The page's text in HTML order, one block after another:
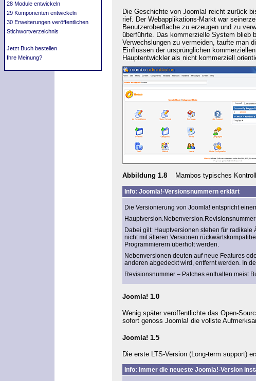
28 Module entwickeln
29 Komponenten entwickeln
30 Erweiterungen veröffentlichen
Stichwortverzeichnis
Jetzt Buch bestellen
Ihre Meinung?
Die Geschichte von Joomla! reicht zurück
rief. Der Webapplikations-Markt war
Benutzeroberfläche zu erzeugen und zu
überführte. Das kommerzielle System blieb
Verwechslungen zu vermeiden, taufte man
Einflüssen der ursprünglichen
Hauptentwickler als nicht kommerziell
Abbildung 1.8 Mambos typisches
Info: Joomla!-Versionsnummern erklärt
Die Versionierung von Joomla! entspricht
Hauptversion Nebenversion Revisionsnummer
Dabei gilt: Hauptversionen stehen für radikale
nicht mit älteren Versionen
Programmierern überholt werden.
Nebenversionen deuten auf neue Features
anderen abgedeckt wird, entfernt werden. In
Revisionsnummer – Patches enthalten meist
Joomla! 1.0
Wenig später veröffentlichte das Open-
sofort genoss Joomla! die vollste
Joomla! 1.5
Die erste LTS-Version (Long-term support)
Info: Immer die neueste Joomla!-Version